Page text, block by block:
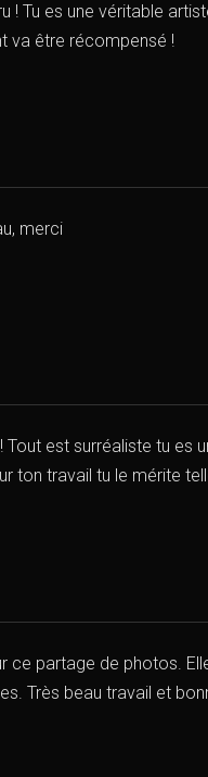
! Tu es une véritable
va être récompensé !
merci
est surréaliste tu es
ton travail tu le mérite
ce partage de photos.
Très beau travail et